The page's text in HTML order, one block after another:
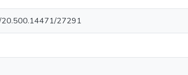
20.500.14471/27291